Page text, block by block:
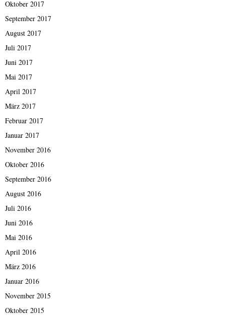
Oktober 2017
September 2017
August 2017
Juli 2017
Juni 2017
Mai 2017
April 2017
März 2017
Februar 2017
Januar 2017
November 2016
Oktober 2016
September 2016
August 2016
Juli 2016
Juni 2016
Mai 2016
April 2016
März 2016
Januar 2016
November 2015
Oktober 2015